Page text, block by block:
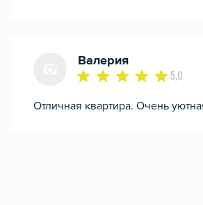
Валерия
5,0
Отличная квартира. Очень